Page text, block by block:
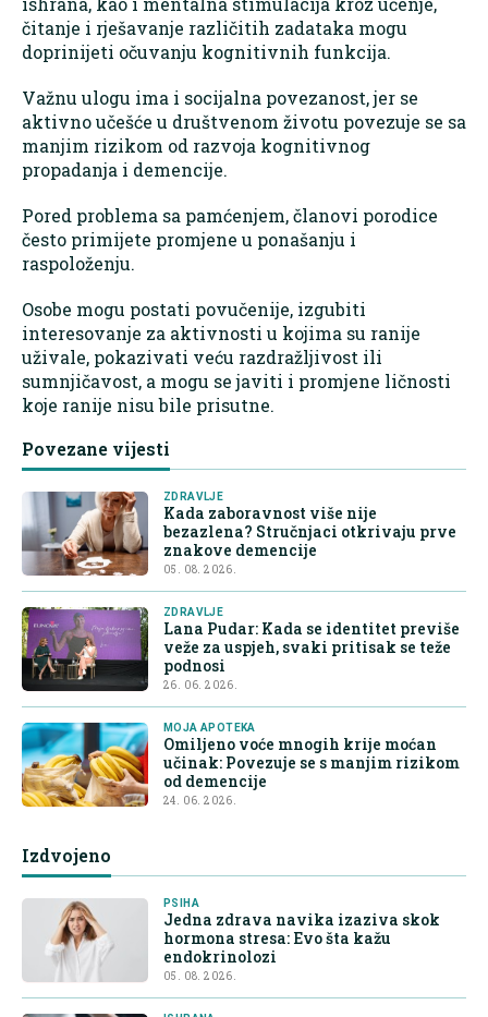
čitanje i rješavanje različitih zadataka mogu
doprinijeti očuvanju kognitivnih funkcija.
Važnu ulogu ima i socijalna povezanost, jer se
aktivno učešće u društvenom životu povezuje se sa
manjim rizikom od razvoja kognitivnog
propadanja i demencije.
Pored problema sa pamćenjem, članovi porodice
često primijete promjene u ponašanju i
raspoloženju.
Osobe mogu postati povučenije, izgubiti
interesovanje za aktivnosti u kojima su ranije
uživale, pokazivati veću razdražljivost ili
sumnjičavost, a mogu se javiti i promjene ličnosti
koje ranije nisu bile prisutne.
Povezane vijesti
ZDRAVLJE
Kada zaboravnost više nije
bezazlena? Stručnjaci otkrivaju prve
znakove demencije
05. 08. 2026.
ZDRAVLJE
Lana Pudar: Kada se identitet previše
veže za uspjeh, svaki pritisak se teže
podnosi
26. 06. 2026.
MOJA APOTEKA
Omiljeno voće mnogih krije moćan
učinak: Povezuje se s manjim rizikom
od demencije
24. 06. 2026.
Izdvojeno
PSIHA
Jedna zdrava navika izaziva skok
hormona stresa: Evo šta kažu
endokrinolozi
05. 08. 2026.